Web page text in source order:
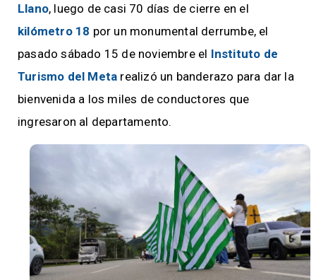
Llano, luego de casi 70 días de cierre en el
kilómetro 18 por un monumental derrumbe, el
pasado sábado 15 de noviembre el Instituto de
Turismo del Meta realizó un banderazo para dar la
bienvenida a los miles de conductores que
ingresaron al departamento.